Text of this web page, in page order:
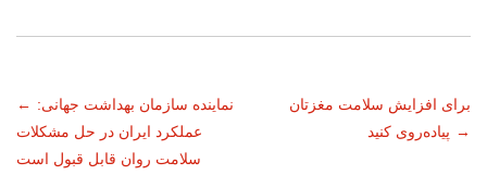
ناوبری
نوشته
← نماینده سازمان بهداشت جهانی:
عملکرد ایران در حل مشکلات
سلامت روان قابل قبول است
برای افزایش سلامت مغزتان
پیاده‌روی کنید →